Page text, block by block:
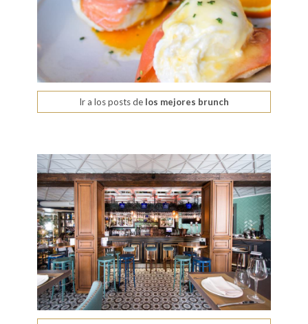
Ir a los posts de los mejores brunch